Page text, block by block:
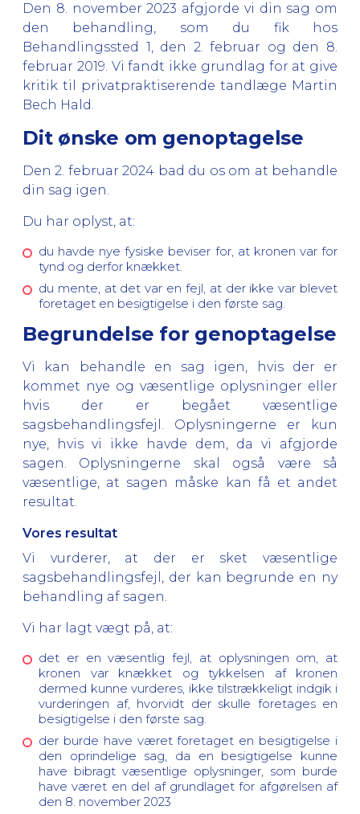
Den 8. november 2023 afgjorde vi din sag om
den behandling, som du fik hos
Behandlingssted 1, den 2. februar og den 8.
februar 2019. Vi fandt ikke grundlag for at give
kritik til privatpraktiserende tandlæge Martin
Bech Hald.
Dit ønske om genoptagelse
Den 2. februar 2024 bad du os om at behandle
din sag igen.
Du har oplyst, at:
du havde nye fysiske beviser for, at kronen var for
tynd og derfor knækket.
du mente, at det var en fejl, at der ikke var blevet
foretaget en besigtigelse i den første sag.
Begrundelse for genoptagelse
Vi kan behandle en sag igen, hvis der er
kommet nye og væsentlige oplysninger eller
hvis der er begået væsentlige
sagsbehandlingsfejl. Oplysningerne er kun
nye, hvis vi ikke havde dem, da vi afgjorde
sagen. Oplysningerne skal også være så
væsentlige, at sagen måske kan få et andet
resultat.
Vores resultat
Vi vurderer, at der er sket væsentlige
sagsbehandlingsfejl, der kan begrunde en ny
behandling af sagen.
Vi har lagt vægt på, at:
det er en væsentlig fejl, at oplysningen om, at
kronen var knækket og tykkelsen af kronen
dermed kunne vurderes, ikke tilstrækkeligt indgik i
vurderingen af, hvorvidt der skulle foretages en
besigtigelse i den første sag.
der burde have været foretaget en besigtigelse i
den oprindelige sag, da en besigtigelse kunne
have bibragt væsentlige oplysninger, som burde
have været en del af grundlaget for afgørelsen af
den 8. november 2023